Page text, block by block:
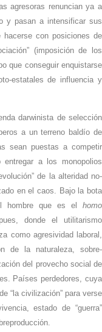
agresoras renuncian ya a
y pasan a intensificar sus
con posiciones de
(imposición de los
que conseguir enquistarse
estatales de influencia y
darwinista de selección
a un terreno baldío de
sean puestas a competir
a los monopolios
de la alteridad no-
en el caos. Bajo la bota
hombre que es el homo
donde el utilitarismo
como agresividad laboral,
de la naturaleza, sobre-
del provecho social de
Países perdedores, cuya
“la civilización” para verse
estado de “guerra”